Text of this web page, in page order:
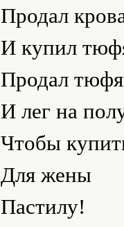
Продал
И купил
Продал
И лег на
Чтобы
Для жены
Пастилу!